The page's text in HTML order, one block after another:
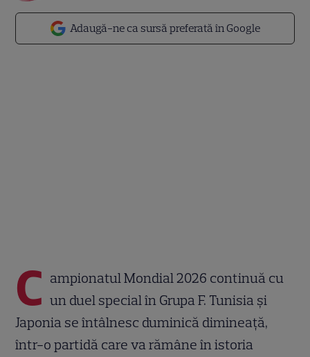
Adaugă-ne ca sursă preferată în Google
C ampionatul Mondial 2026 continuă cu
un duel special în Grupa F. Tunisia și
Japonia se întâlnesc duminică dimineață,
într-o partidă care va rămâne în istoria